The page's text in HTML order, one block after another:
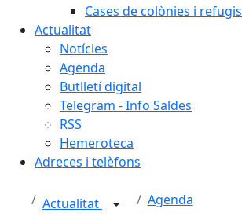
Cases de colònies i refugis
Actualitat
Notícies
Agenda
Butlletí digital
Telegram - Info Saldes
RSS
Hemeroteca
Adreces i telèfons
Actualitat Agenda